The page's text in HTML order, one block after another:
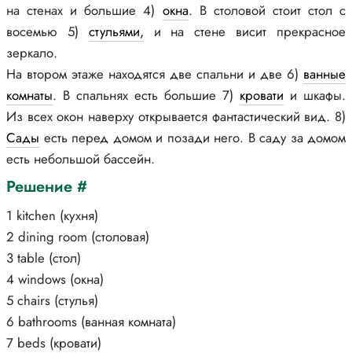
на стенах и большие 4) окна. В столовой стоит стол с
восемью 5) стульями, и на стене висит прекрасное
зеркало.
На втором этаже находятся две спальни и две 6) ванные
комнаты. В спальнях есть большие 7) кровати и шкафы.
Из всех окон наверху открывается фантастический вид. 8)
Сады есть перед домом и позади него. В саду за домом
есть небольшой бассейн.
Решение #
1 kitchen (кухня)
2 dining room (столовая)
3 table (стол)
4 windows (окна)
5 chairs (стулья)
6 bathrooms (ванная комната)
7 beds (кровати)